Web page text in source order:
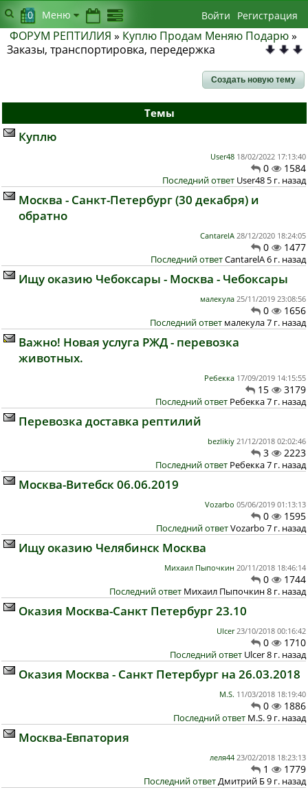
ФОРУМ РЕПТИЛИЯ » Куплю Продам Меняю Подарю»
Заказы, транспортировка, передержка
Создать новую тему
Темы
Куплю
User48 18/02/2022 17:13:40
0 1584
Последний ответ User48 5 г. назад
Москва - Санкт-Петербург (30 декабря) и
обратно
CantarelA 28/12/2020 18:24:05
0 1477
Последний ответCantarelA 6 г. назад
Ищу оказию Чебоксары - Москва - Чебоксары
малекула 25/11/2019 23:08:56
0 1656
Последний ответ малекула 7 г. назад
Важно! Новая услуга РЖД - перевозка
животных.
Ребекка 17/09/2019 14:15:55
15 3179
Последний ответ Ребекка 7 г. назад
Перевозка доставка рептилий
bezlikiy 21/12/2018 02:02:46
3 2223
Последний ответ Ребекка 7 г. назад
Москва-Витебск 06.06.2019
Vozarbo 05/06/2019 01:13:13
0 1595
Последний ответVozarbo 7 г. назад
Ищу оказию Челябинск Москва
Михаил Пыпочкин 20/11/2018 18:46:14
0 1744
Последний ответ Михаил Пыпочкин 8 г. назад
Оказия Москва-Санкт Петербург 23.10
Ulcer 23/10/2018 00:16:42
0 1710
Последний ответ Ulcer 8 г. назад
Оказия Москва - Санкт Петербург на 26.03.2018
M.S. 11/03/2018 18:19:40
0 1886
Последний ответ M.S. 9 г. назад
Москва-Евпатория
леля44 23/02/2018 18:23:13
1 1779
Последний ответДмитрий Б 9 г. назад
0 Меню Войти Регистрация